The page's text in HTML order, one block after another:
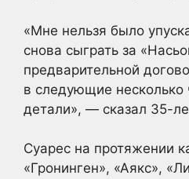
«Мне нельзя было
снова сыграть за
предварительной
в следующие несколько
детали», — сказал 35-
Суарес на протяжении
«Гронинген», «Аякс»,